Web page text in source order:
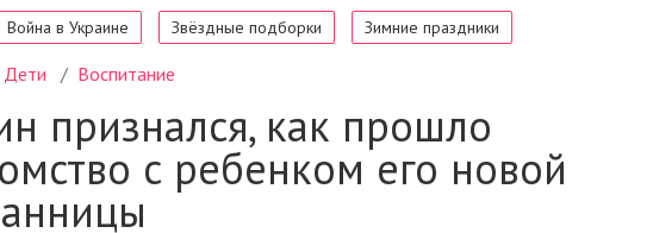
Война в Украине Звёздные подборки Зимние праздники
Дети Воспитание
признался, как прошло
с ребенком его новой